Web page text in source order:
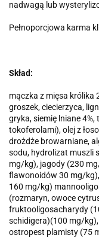
nadwagą lub
Pełnoporcjowa karma
Skład:
mączka z mięsa królika
groszek, ciecierzyca,
gryka, siemię lniane
tokoferolami), olej z
drożdże browarniane,
sodu, hydrolizat muszli
mg/kg), jagody (230
flawonoidów 30 mg/
160 mg/kg)
(rozmaryn, owoce
fruktooligosacharydy
schidigera)(100 mg/
ostropest plamisty (75